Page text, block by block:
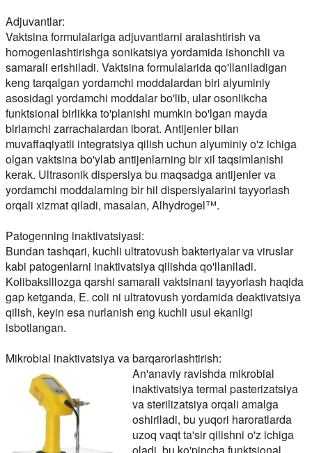
Adjuvantlar:
Vaktsina formulalariga adjuvantlarni aralashtirish va
homogenlashtirishga sonikatsiya yordamida ishonchli va
samarali erishiladi. Vaktsina formulalarida qo'llaniladigan
keng tarqalgan yordamchi moddalardan biri alyuminiy
asosidagi yordamchi moddalar bo'lib, ular osonlikcha
funktsional birlikka to'planishi mumkin bo'lgan mayda
birlamchi zarrachalardan iborat. Antijenler bilan
muvaffaqiyatli integratsiya qilish uchun alyuminiy o'z ichiga
olgan vaktsina bo'ylab antijenlarning bir xil taqsimlanishi
kerak. Ultrasonik dispersiya bu maqsadga antijenler va
yordamchi moddalarning bir hil dispersiyalarini tayyorlash
orqali xizmat qiladi, masalan, Alhydrogel™.
Patogenning inaktivatsiyasi:
Bundan tashqari, kuchli ultratovush bakteriyalar va viruslar
kabi patogenlarni inaktivatsiya qilishda qo'llaniladi.
Kolibaksillozga qarshi samarali vaktsinani tayyorlash haqida
gap ketganda, E. coli ni ultratovush yordamida deaktivatsiya
qilish, keyin esa nurlanish eng kuchli usul ekanligi
isbotlangan.
Mikrobial inaktivatsiya va barqarorlashtirish:
An'anaviy ravishda mikrobial
inaktivatsiya termal pasterizatsiya
va sterilizatsiya orqali amalga
oshiriladi, bu yuqori haroratlarda
uzoq vaqt ta'sir qilishni o'z ichiga